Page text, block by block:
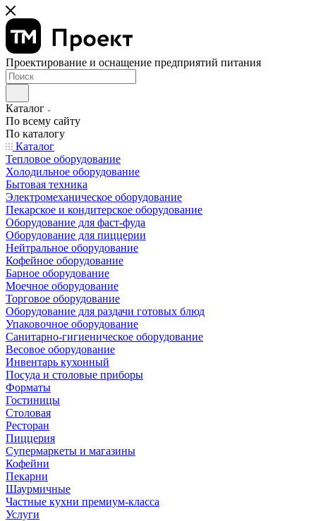
Проектирование и оснащение предприятий питания
Каталог
По всему сайту
По каталогу
Каталог
Тепловое оборудование
Холодильное оборудование
Бытовая техника
Электромеханическое оборудование
Пекарское и кондитерское оборудование
Оборудование для фаст-фуда
Оборудование для пиццерии
Нейтральное оборудование
Кофейное оборудование
Барное оборудование
Моечное оборудование
Торговое оборудование
Оборудование для раздачи готовых блюд
Упаковочное оборудование
Санитарно-гигиеническое оборудование
Весовое оборудование
Инвентарь кухонный
Посуда и столовые приборы
Форматы
Гостиницы
Столовая
Ресторан
Пиццерия
Супермаркеты и магазины
Кофейни
Пекарни
Шаурмичные
Частные кухни премиум-класса
Услуги